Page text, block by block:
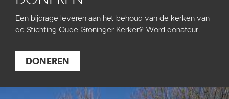
Een bijdrage leveren aan het behoud van de kerken van
de Stichting Oude Groninger Kerken? Word donateur.
DONEREN